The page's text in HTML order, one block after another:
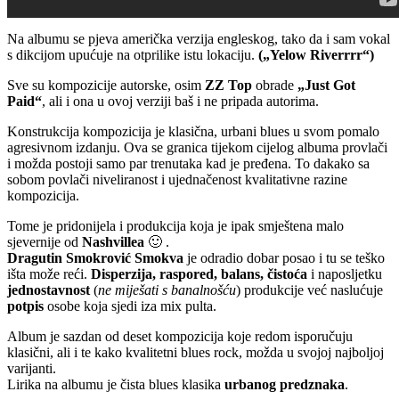
Na albumu se pjeva američka verzija engleskog, tako da i sam vokal
s dikcijom upućuje na otprilike istu lokaciju. („Yelow Riverrrr“)
Sve su kompozicije autorske, osim ZZ Top obrade „Just Got
Paid“, ali i ona u ovoj verziji baš i ne pripada autorima.
Konstrukcija kompozicija je klasična, urbani blues u svom pomalo
agresivnom izdanju. Ova se granica tijekom cijelog albuma provlači
i možda postoji samo par trenutaka kad je pređena. To dakako sa
sobom povlači niveliranost i ujednačenost kvalitativne razine
kompozicija.
Tome je pridonijela i produkcija koja je ipak smještena malo
sjevernije od Nashvillea 🙂 .
Dragutin Smokrović Smokva je odradio dobar posao i tu se teško
išta može reći. Disperzija, raspored, balans, čistoća i naposljetku
jednostavnost (ne miješati s banalnošću) produkcije već naslućuje
potpis osobe koja sjedi iza mix pulta.
Album je sazdan od deset kompozicija koje redom isporučuju
klasični, ali i te kako kvalitetni blues rock, možda u svojoj najboljoj
varijanti.
Lirika na albumu je čista blues klasika urbanog predznaka.